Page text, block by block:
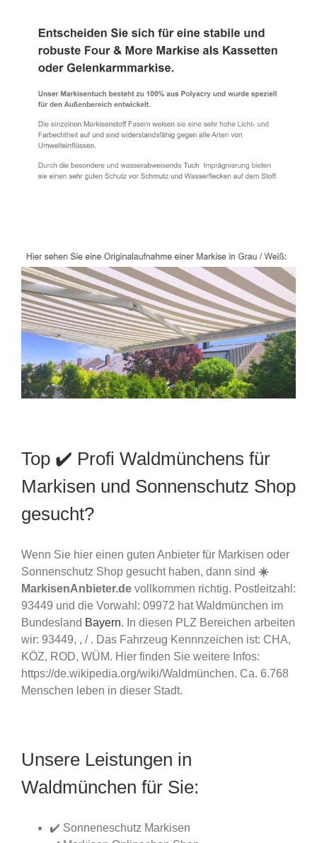
Top ✔️ Profi Waldmünchens für
Markisen und Sonnenschutz Shop
gesucht?
Wenn Sie hier einen guten Anbieter für Markisen oder
Sonnenschutz Shop gesucht haben, dann sind ☀️
MarkisenAnbieter.de vollkommen richtig. Postleitzahl:
93449 und die Vorwahl: 09972 hat Waldmünchen im
Bundesland Bayern. In diesen PLZ Bereichen arbeiten
wir: 93449, , / . Das Fahrzeug Kennnzeichen ist: CHA,
KÖZ, ROD, WÜM. Hier finden Sie weitere Infos:
https://de.wikipedia.org/wiki/Waldmünchen. Ca. 6.768
Menschen leben in dieser Stadt.
Unsere Leistungen in
Waldmünchen für Sie:
✔️ Sonneneschutz Markisen